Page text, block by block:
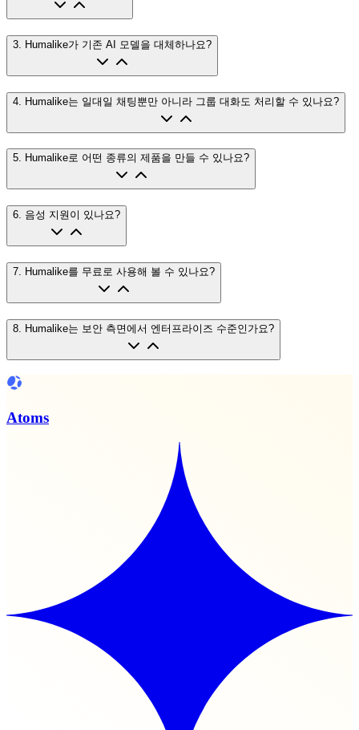
3 Humalike가 기존 AI 모델을 대체하나요?
4 Humalike는 일대일 채팅뿐만 아니라 그룹 대화도 처리할 수 있나요?
5. Humalike로 어떤 종류의 제품을 만들 수 있나요?
6. 음성 지원이 있나요?
7 Humalike를 무료로 사용해 볼 수 있나요?
8 Humalike는 보안 측면에서 엔터프라이즈 수준인가요?
Atoms